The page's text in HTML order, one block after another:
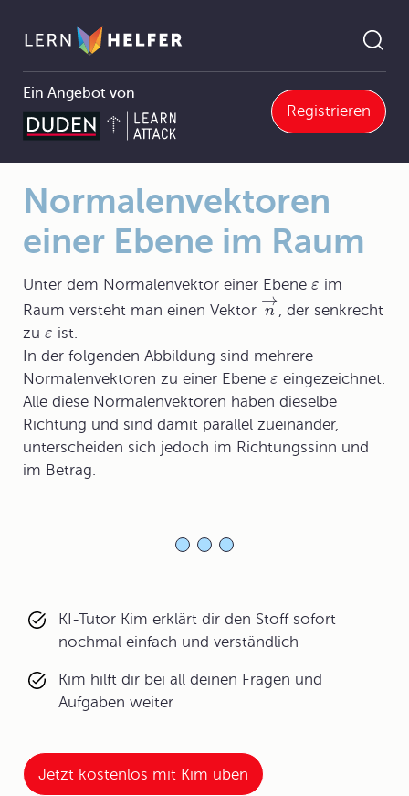
Ein Angebot von
Registrieren
Pfadnavigation
11.2.3 Hessesche Normalform der Ebenengleichung Normalenvektoren einer Ebene im Raum
Normalenvektoren
einer Ebene im Raum
Unter dem Normalenvektor einer Ebene ε im
Raum versteht man einen Vektor n
→
, der senkrecht
zu ε ist.
In der folgenden Abbildung sind mehrere
Normalenvektoren zu einer Ebene ε eingezeichnet.
Alle diese Normalenvektoren haben dieselbe
Richtung und sind damit parallel zueinander,
unterscheiden sich jedoch im Richtungssinn und
im Betrag.
KI-Tutor Kim erklärt dir den Stoff sofort
nochmal einfach und verständlich
Kim hilft dir bei all deinen Fragen und
Aufgaben weiter
Jetzt kostenlos mit Kim üben